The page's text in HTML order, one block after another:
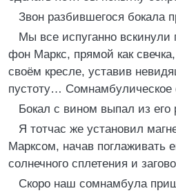
Звон разбившегося бокала
Мы все испуганно
фон Маркс, прямой как
своём кресле, уставив
пустоту… Сомнамбулическое
Бокал с вином выпал из его
Я тотчас же установил
Марксом, начав поглаживать
солнечного сплетения и
Скоро наш сомнамбула